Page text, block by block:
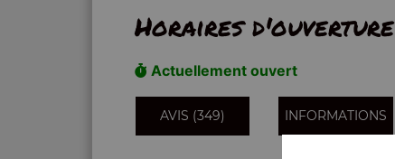
Horaires d'ouverture
Actuellement ouvert
AVIS (349) INFORMATIONS